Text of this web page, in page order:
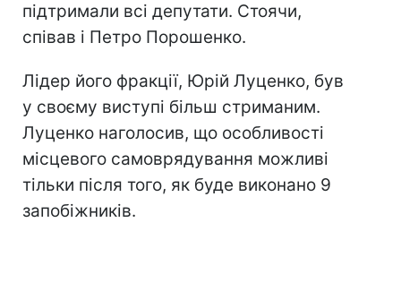
підтримали всі депутати. Стоячи,
співав і Петро Порошенко.
Лідер його фракції, Юрій Луценко, був
у своєму виступі більш стриманим.
Луценко наголосив, що особливості
місцевого самоврядування можливі
тільки після того, як буде виконано 9
запобіжників.